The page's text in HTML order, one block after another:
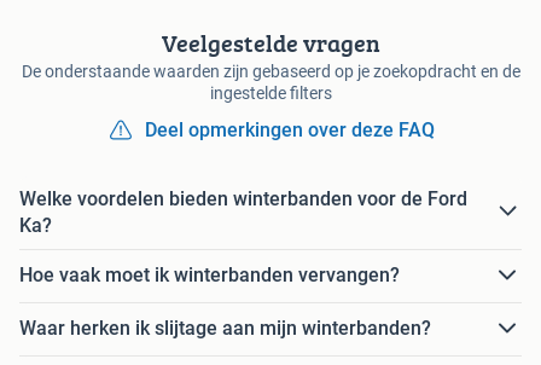
Veelgestelde vragen
De onderstaande waarden zijn gebaseerd op je zoekopdracht en de
ingestelde filters
Deel opmerkingen over deze FAQ
Welke voordelen bieden winterbanden voor de Ford
Ka?
Hoe vaak moet ik winterbanden vervangen?
Waar herken ik slijtage aan mijn winterbanden?